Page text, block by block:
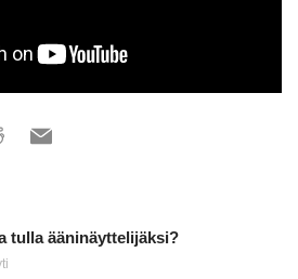
tulla ääninäyttelijäksi?